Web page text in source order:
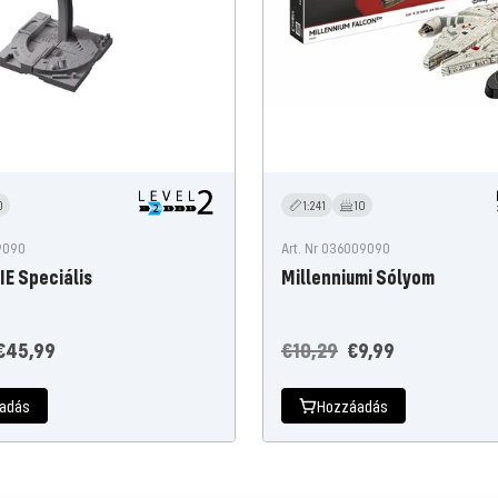
Speciális
1:241 10
Art. Nr 036009090
Millenniumi Sólyom
Ajánlati
ár
€9,99
Normál
áron
€10,29
Hozzáadás